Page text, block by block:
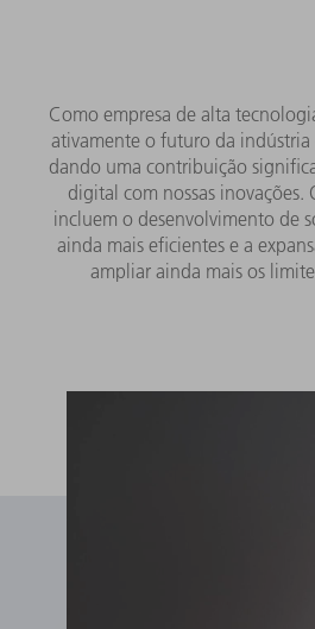
Como empresa de alta
ativamente o futuro da indústria
dando uma contribuição
digital com nossas inovações.
incluem o desenvolvimento de
ainda mais eficientes e a
ampliar ainda mais os